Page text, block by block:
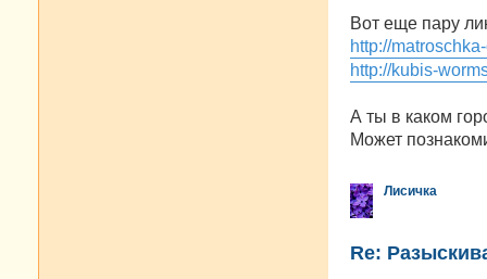
Вот еще пару
http://
http://kubis-
А ты в каком
Может
Лисичка
Re: